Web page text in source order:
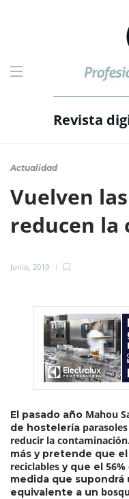
Revista
Actualidad
Vuelven
reducen la
Junio, 2019
El pasado año Mahou
de hostelería parasoles
reducir la
más y pretende que el
reciclables y que el 56%
medida que
equivalente a un